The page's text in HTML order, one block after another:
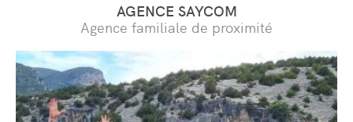
AGENCE SAYCOM
Agence familiale de proximité